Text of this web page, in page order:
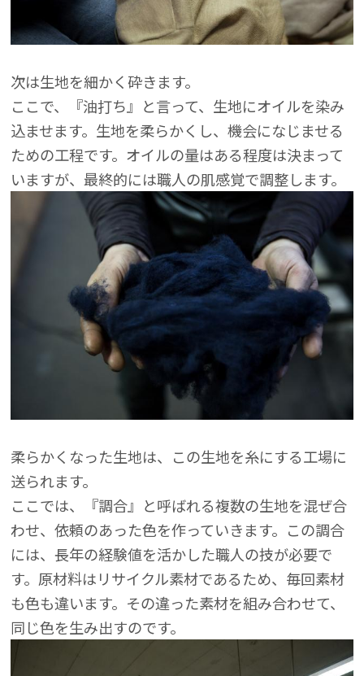
次は生地を細かく砕きます。
ここで、『油打ち』と言って、生地にオイルを染み
込ませます。生地を柔らかくし、機会になじませる
ための工程です。オイルの量はある程度は決まって
いますが、最終的には職人の肌感覚で調整します。
柔らかくなった生地は、この生地を糸にする工場に
送られます。
ここでは、『調合』と呼ばれる複数の生地を混ぜ合
わせ、依頼のあった色を作っていきます。この調合
には、長年の経験値を活かした職人の技が必要で
す。原材料はリサイクル素材であるため、毎回素材
も色も違います。その違った素材を組み合わせて、
同じ色を生み出すのです。